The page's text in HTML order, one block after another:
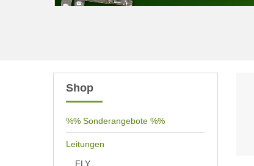
Shop
%% Sonderangebote %%
Leitungen
FLY